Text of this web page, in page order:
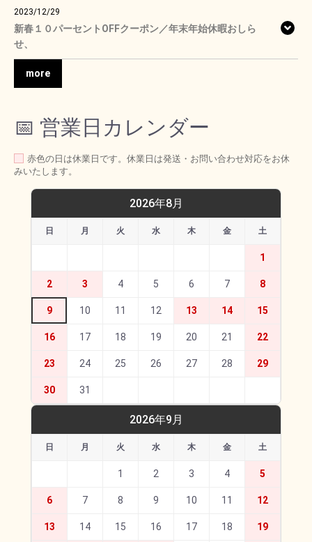
2023/12/29
新春１０パーセントOFFクーポン／年末年始休暇おしら
せ、
more
📅 営業日カレンダー
赤色の日は休業日です。休業日は発送・お問い合わせ対応をお休
みいたします。
2026年8月
日 月 火 水 木 金 土
1
2 3 4 5 6 7 8
9 10 11 12 13 14 15
16 17 18 19 20 21 22
23 24 25 26 27 28 29
30 31
2026年9月
日 月 火 水 木 金 土
1 2 3 4 5
6 7 8 9 10 11 12
13 14 15 16 17 18 19